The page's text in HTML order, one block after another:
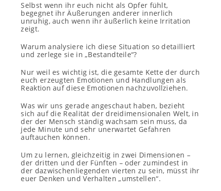
Selbst wenn ihr euch nicht als Opfer fühlt,
begegnet ihr Äußerungen anderer innerlich
unruhig, auch wenn ihr äußerlich keine Irritation
zeigt.
Warum analysiere ich diese Situation so detailliert
und zerlege sie in „Bestandteile“?
Nur weil es wichtig ist, die gesamte Kette der durch
euch erzeugten Emotionen und Handlungen als
Reaktion auf diese Emotionen nachzuvollziehen.
Was wir uns gerade angeschaut haben, bezieht
sich auf die Realität der dreidimensionalen Welt, in
der der Mensch ständig wachsam sein muss, da
jede Minute und sehr unerwartet Gefahren
auftauchen können.
Um zu lernen, gleichzeitig in zwei Dimensionen –
der dritten und der Fünften – oder zumindest in
der dazwischenliegenden vierten zu sein, müsst ihr
euer Denken und Verhalten „umstellen“.